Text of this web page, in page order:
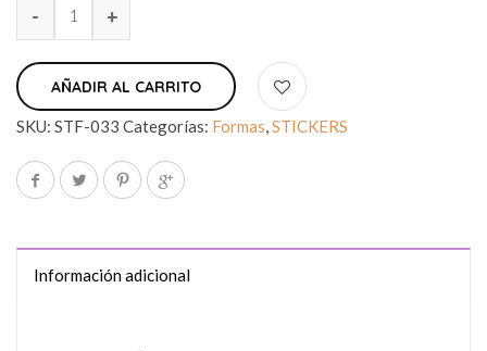
AÑADIR AL CARRITO
SKU: STF-033 Categorías: Formas,STICKERS
Información adicional